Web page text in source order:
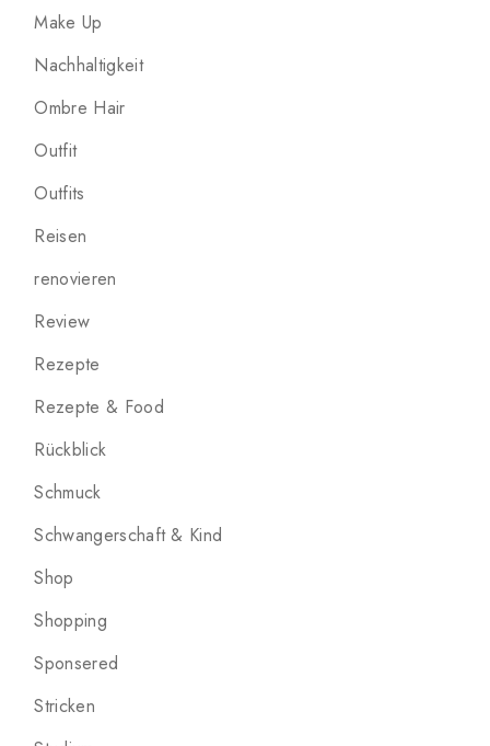
Make Up
Nachhaltigkeit
Ombre Hair
Outfit
Outfits
Reisen
renovieren
Review
Rezepte
Rezepte & Food
Rückblick
Schmuck
Schwangerschaft & Kind
Shop
Shopping
Sponsered
Stricken